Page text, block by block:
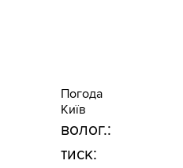
Погода
Київ
волог.:
тиск: